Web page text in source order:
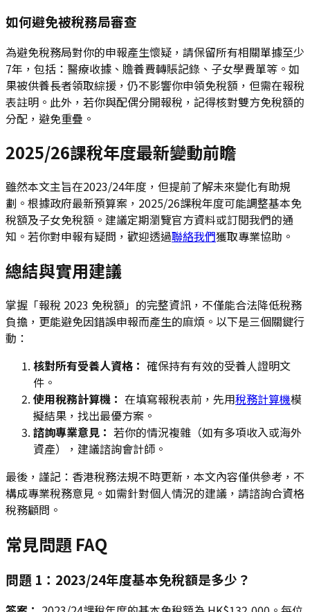
如何避免被稅務局審查
為避免稅務局對你的申報產生懷疑，請保留所有相關單據至少
7年，包括：醫療收據、贍養費轉賬記錄、子女學費單等。如
果被供養長者領取綜援，仍不影響你申領免稅額，但需在報稅
表註明。此外，若你與配偶分開報稅，記得核對雙方免稅額的
分配，避免重疊。
2025/26課稅年度最新變動前瞻
雖然本文主旨在2023/24年度，但提前了解未來變化有助規
劃。根據政府最新預算案，2025/26課稅年度可能調整基本免
稅額及子女免稅額。建議定期瀏覽官方資料或訂閱我們的通
知。若你對申報有疑問，歡迎透過聯絡我們獲取專業協助。
總結與實用建議
掌握「報稅 2023 免稅額」的完整資訊，不僅能合法降低稅務
負擔，更能避免因錯誤申報而產生的麻煩。以下是三個關鍵行
動：
核對所有受養人資格： 確保持有有效的受養人證明文
件。
使用稅務計算機： 在填寫報稅表前，先用稅務計算機模
擬結果，找出最優方案。
諮詢專業意見： 若你的情況複雜（如有多項收入或海外
資產），建議諮詢會計師。
最後，謹記：香港稅務法規不時更新，本文內容僅供參考，不
構成專業稅務意見。如需針對個人情況的建議，請諮詢合資格
稅務顧問。
常見問題 FAQ
問題 1：2023/24年度基本免稅額是多少？